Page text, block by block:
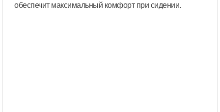
обеспечит максимальный комфорт при сидении.